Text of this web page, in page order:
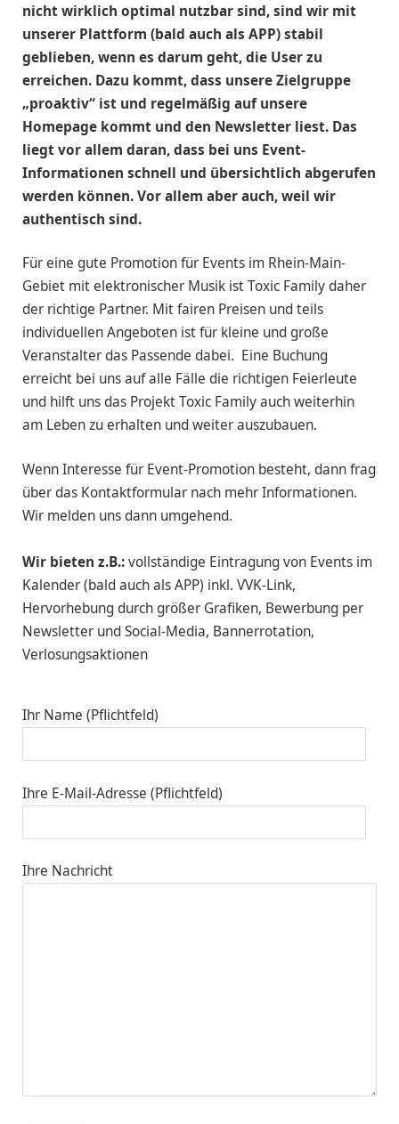
nicht wirklich optimal nutzbar sind, sind wir mit
unserer Plattform (bald auch als APP) stabil
geblieben, wenn es darum geht, die User zu
erreichen. Dazu kommt, dass unsere Zielgruppe
„proaktiv“ ist und regelmäßig auf unsere
Homepage kommt und den Newsletter liest. Das
liegt vor allem daran, dass bei uns Event-
Informationen schnell und übersichtlich abgerufen
werden können. Vor allem aber auch, weil wir
authentisch sind.
Für eine gute Promotion für Events im Rhein-Main-
Gebiet mit elektronischer Musik ist Toxic Family daher
der richtige Partner. Mit fairen Preisen und teils
individuellen Angeboten ist für kleine und große
Veranstalter das Passende dabei. Eine Buchung
erreicht bei uns auf alle Fälle die richtigen Feierleute
und hilft uns das Projekt Toxic Family auch weiterhin
am Leben zu erhalten und weiter auszubauen.
Wenn Interesse für Event-Promotion besteht, dann frag
über das Kontaktformular nach mehr Informationen.
Wir melden uns dann umgehend.
Wir bieten z.B.:vollständige Eintragung von Events im
Kalender (bald auch als APP) inkl. VVK-Link,
Hervorhebung durch größer Grafiken, Bewerbung per
Newsletter und Social-Media, Bannerrotation,
Verlosungsaktionen
Ihr Name (Pflichtfeld)
Ihre E-Mail-Adresse (Pflichtfeld)
Ihre Nachricht